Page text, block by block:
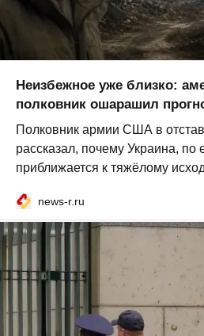
Неизбежное уже близко:
полковник ошарашил
Полковник армии США в
рассказал, почему Украина, по
приближается к тяжёлому
news-r.ru